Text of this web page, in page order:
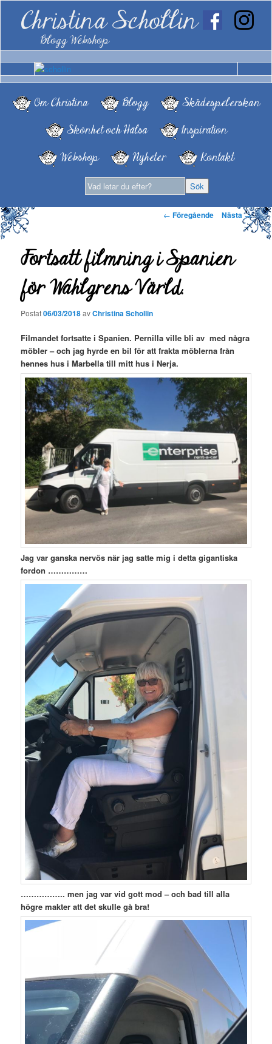
Christina Schollin
Blogg Webshop
Om Christina Blogg
Skådespelerskan
Skönhet och Hälsa
Inspiration
Webshop
Nyheter Kontakt
Inläggsnavigering
← Föregående Nästa→
Fortsatt filmning i Spanien
för Wahlgrens Värld.
Postat06/03/2018avChristina Schollin
Filmandet fortsatte i Spanien. Pernilla ville bli av med några
möbler – och jag hyrde en bil för att frakta möblerna från
hennes hus i Marbella till mitt hus i Nerja.
Jag var ganska nervös när jag satte mig i detta gigantiska
fordon ……………
…………….. men jag var vid gott mod – och bad till alla
högre makter att det skulle gå bra!